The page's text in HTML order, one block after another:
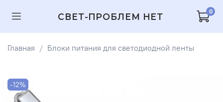
СВЕТ-ПРОБЛЕМ НЕТ 0
Главная Блоки питания для светодиодной ленты
-12%